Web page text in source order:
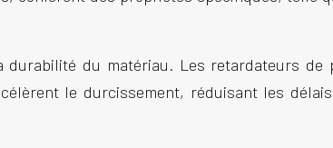
durabilité du matériau. Les retardateurs de
le durcissement, réduisant les